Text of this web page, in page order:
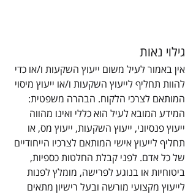
גילוי נאות
אין באמור לעיל משום ייעוץ השקעות ו/או כדי
להוות תחליף לייעוץ השקעות ו/או ייעוץ מיסוי
המותאם לצרכי הלקוח. הבהרה משפטית:
המידע המובא לעיל הוא כללי ואינו מהווה
ייעוץ פנסיוני, ייעוץ השקעות, ייעוץ מס, או
תחליף לייעוץ אישי המותאם לצרכיו הייחודיים
של כל אדם. לפני קבלת החלטות כספיות,
ביטוחיות או בנוגע לפרישה, מומלץ לפנות
לייעוץ מקצועי מורשה ובעל רישיון מתאים